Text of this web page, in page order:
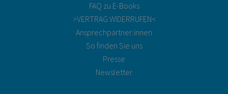
FAQ zu E-Books
>VERTRAG WIDERRUFEN<
Ansprechpartner:innen
So finden Sie uns
Presse
Newsletter